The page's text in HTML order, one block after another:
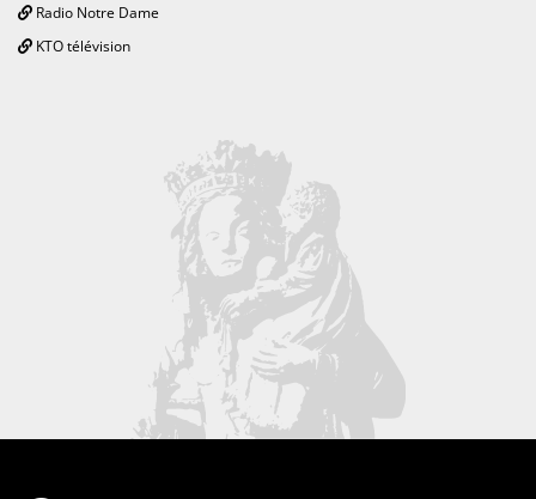
Radio Notre Dame
KTO télévision